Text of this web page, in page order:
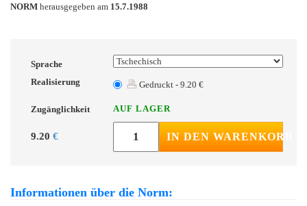
NORM herausgegeben am 15.7.1988
Sprache
Realisierung
Gedruckt - 9.20 €
Zugänglichkeit AUF LAGER
9.20 € IN DEN WARENKORB
Informationen über die Norm: